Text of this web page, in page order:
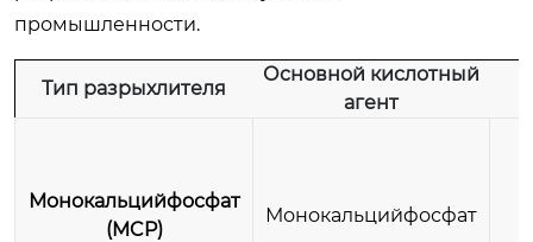
промышленности.
Тип разрыхлителя
Основной кислотный
агент
Монокальцийфосфат
(MCP)
Монокальцийфосфат